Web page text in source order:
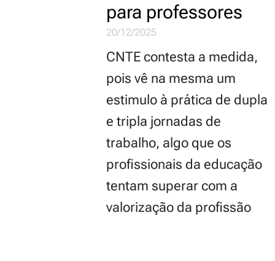
para professores
20/12/2025
CNTE contesta a medida,
pois vê na mesma um
estimulo à prática de dupla
e tripla jornadas de
trabalho, algo que os
profissionais da educação
tentam superar com a
valorização da profissão